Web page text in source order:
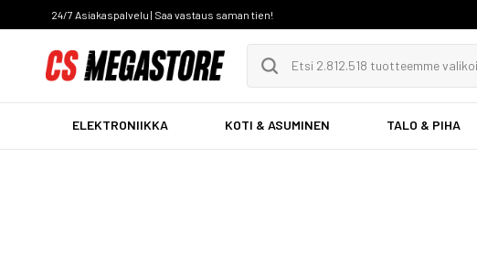
24/7 Asiakaspalvelu | Saa vastaus saman tien!
ELEKTRONIIKKA KOTI & ASUMINEN TALO & PIHA